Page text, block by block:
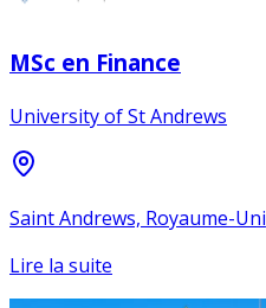
MSc en Finance
University of St Andrews
Saint Andrews, Royaume-Uni
Lire la suite